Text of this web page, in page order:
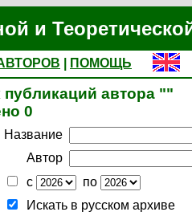
и
ПОМОЩЬ
публикаций автора ""
0
Название
Автор
с
по
Искать в русском архиве